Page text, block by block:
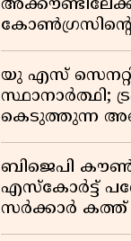
അക്കൗണ്ടിലേക്ക്
സഹകരണ
ഒഴിവാക്കുമ്പോൾ
സിപിഎമ്മിന്?
അടിത്തറ!
യു എസ്
സ്ഥാനാർത്ഥി;
കെടുത്തുന്ന
സയ്യിദിന്റെ
'അവസാന
ബിജെപി
എസ്‌കോർട്ട്
സർക്കാർ കത്ത്
ഫയലിലെ